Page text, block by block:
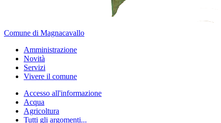
Comune di Magnacavallo
Amministrazione
Novità
Servizi
Vivere il comune
Accesso all'informazione
Acqua
Agricoltura
Tutti gli argomenti...